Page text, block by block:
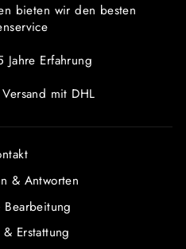
bieten wir den besten
Erfahrung
mit DHL
& Antworten
Bearbeitung
Erstattung